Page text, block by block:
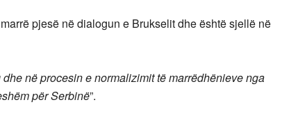
pjesë në dialogun e Brukselit dhe është sjellë në
në procesin e normalizimit të marrëdhënieve nga
për Serbinë”.